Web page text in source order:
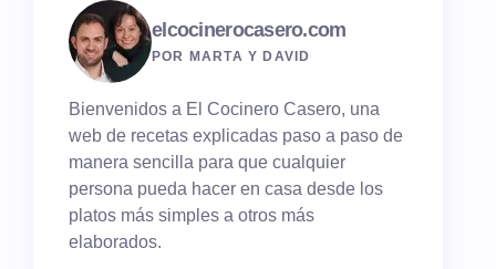
elcocinerocasero.com
POR MARTA Y DAVID
Bienvenidos a El Cocinero Casero, una
web de recetas explicadas paso a paso de
manera sencilla para que cualquier
persona pueda hacer en casa desde los
platos más simples a otros más
elaborados.